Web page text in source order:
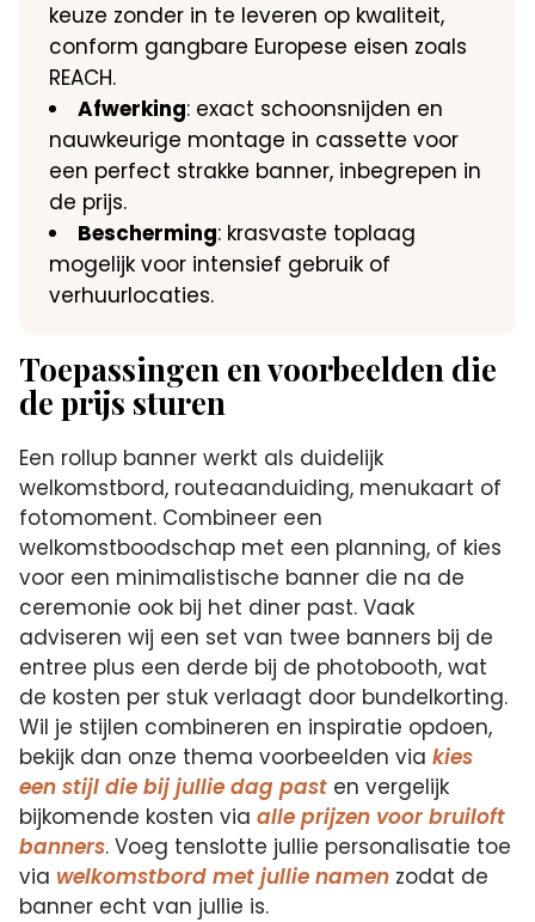
keuze zonder in te leveren op kwaliteit,
conform gangbare Europese eisen zoals
REACH.
Afwerking: exact schoonsnijden en
nauwkeurige montage in cassette voor
een perfect strakke banner, inbegrepen in
de prijs.
Bescherming: krasvaste toplaag
mogelijk voor intensief gebruik of
verhuurlocaties.
Toepassingen en voorbeelden die
de prijs sturen
Een rollup banner werkt als duidelijk
welkomstbord, routeaanduiding, menukaart of
fotomoment. Combineer een
welkomstboodschap met een planning, of kies
voor een minimalistische banner die na de
ceremonie ook bij het diner past. Vaak
adviseren wij een set van twee banners bij de
entree plus een derde bij de photobooth, wat
de kosten per stuk verlaagt door bundelkorting.
Wil je stijlen combineren en inspiratie opdoen,
bekijk dan onze thema voorbeelden viakies
een stijl die bij jullie dag past en vergelijk
bijkomende kosten viaalle prijzen voor bruiloft
banners. Voeg tenslotte jullie personalisatie toe
via welkomstbord met jullie namen zodat de
banner echt van jullie is.